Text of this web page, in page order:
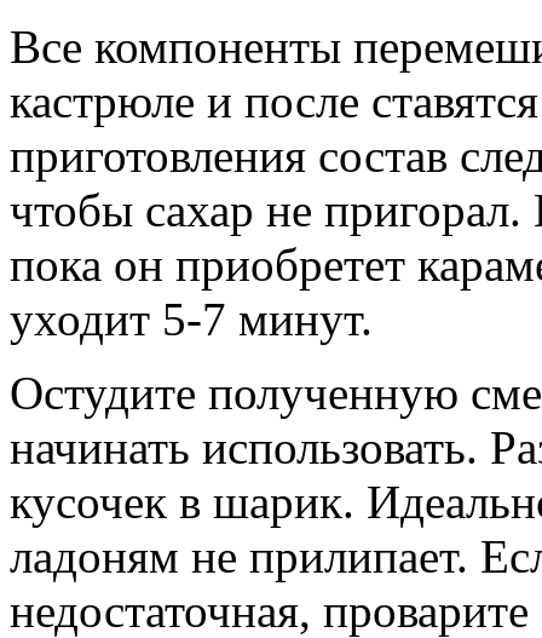
Все компоненты
кастрюле и после
приготовления состав
чтобы сахар не
пока он приобретет
уходит 5-7 минут.
Остудите полученную
начинать использовать.
кусочек в шарик.
ладоням не прилипает.
недостаточная,